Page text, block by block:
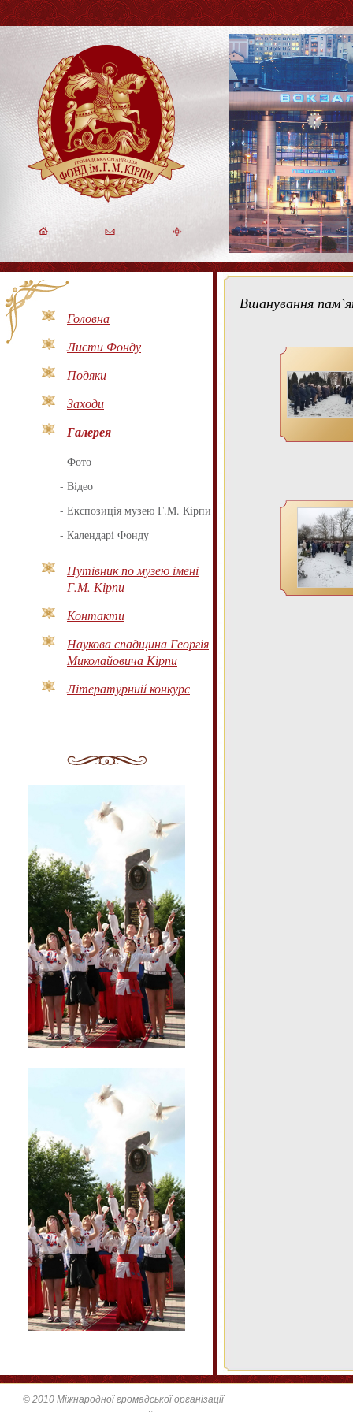
Головна
Листи Фонду
Подяки
Заходи
Галерея
- Фото
- Відео
- Експозиція музею Г.М. Кірпи
- Календарі Фонду
Путівник по музею імені
Г.М. Кірпи
Контакти
Наукова спадщина Георгія
Миколайовича Кірпи
Літературний конкурс
Вшанування
© 2010 Міжнародної громадської організації